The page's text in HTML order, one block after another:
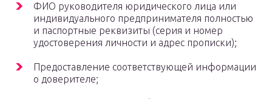
ФИО руководителя юридического лица или
индивидуального предпринимателя полностью
и паспортные реквизиты (серия и номер
удостоверения личности и адрес прописки);
Предоставление соответствующей информации
о доверителе;